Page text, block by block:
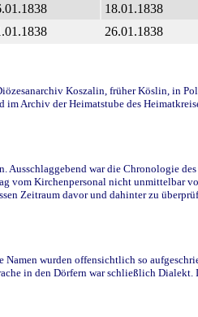
18.01.1838
26.01.1838
Koszalin, früher Köslin, in
Archiv der Heimatstube des
war die Chronologie
vom Kirchenpersonal nicht
Zeitraum davor und dahinter zu
wurden offensichtlich so
in den Dörfern war schließlich